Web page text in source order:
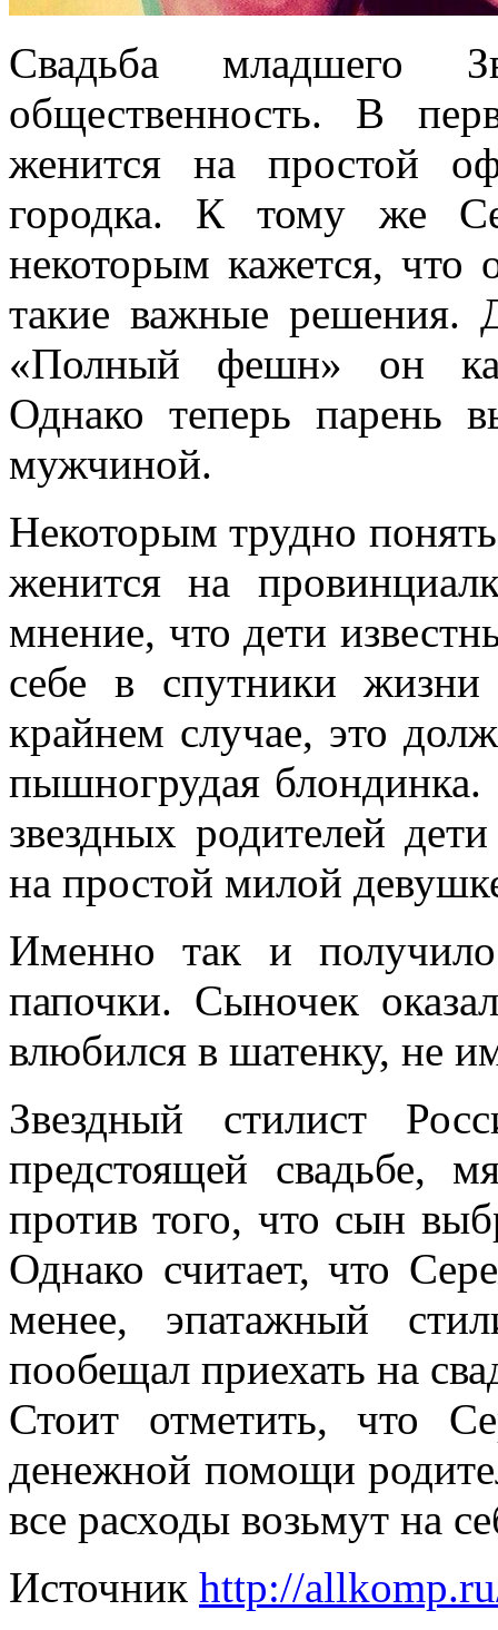
Свадьба младшего
общественность. В
женится на простой
городка. К тому же
некоторым кажется, что
такие важные решения.
«Полный фешн» он
Однако теперь парень
мужчиной.
Некоторым трудно
женится на
мнение, что дети
себе в спутники
крайнем случае, это
пышногрудая блондинка.
звездных родителей
на простой милой
Именно так и
папочки. Сыночек
влюбился в шатенку, не
Звездный стилист
предстоящей свадьбе,
против того, что сын
Однако считает, что
менее, эпатажный
пообещал приехать на
Стоит отметить, что
денежной помощи
все расходы возьмут на
Источник http://